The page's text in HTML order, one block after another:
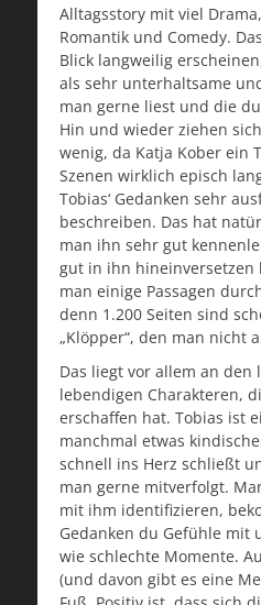
Alltagsstory mit viel
Romantik und Comedy.
Blick langweilig
als sehr unterhaltsame
man gerne liest und die
Hin und wieder ziehen
wenig, da Katja Kober ein
Szenen wirklich episch
Tobias‘ Gedanken sehr
beschreiben. Das hat
man ihn sehr gut
gut in ihn hineinversetzen
man einige Passagen
denn 1.200 Seiten sind
„Klöpper“, den man nicht
Das liegt vor allem an den
lebendigen Charakteren,
erschaffen hat. Tobias ist
manchmal etwas
schnell ins Herz schließt
man gerne mitverfolgt.
mit ihm identifizieren,
Gedanken du Gefühle mit
wie schlechte Momente.
(und davon gibt es eine